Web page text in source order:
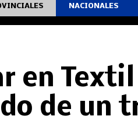
NACIONALES
en
de un